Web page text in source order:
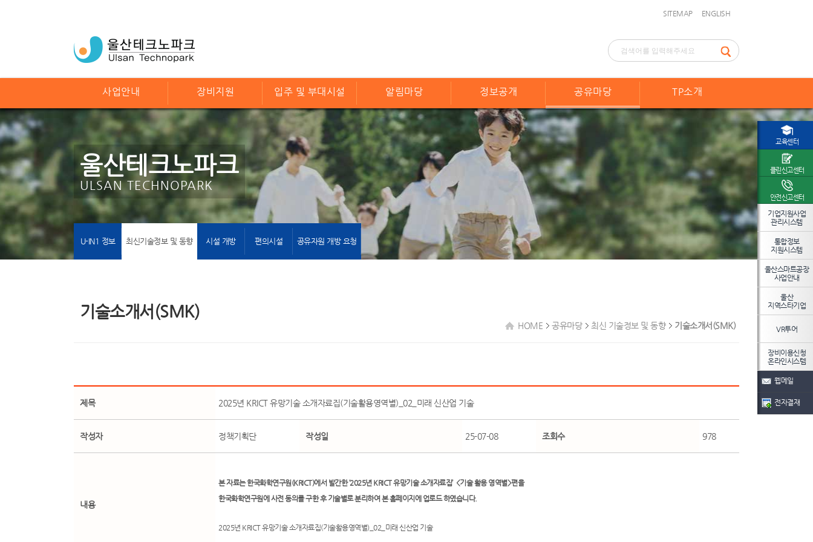
SITEMAP ENGLISH
사업안내 장비지원 입주 및 부대시설 알림마당 정보공개 공유마당 TP소개
울산테크노파크
ULSAN TECHNOPARK
U-IN1 정보 최신기술정보 및 동향 시설 개방 편의시설 공유자원 개방 요청
기술소개서(SMK)
HOME 공유마당 최신 기술정보 및 동향 기술소개서(SMK)
제목 2025년 KRICT 유망기술 소개자료집(기술활용영역별)_02_미래 신산업 기술
작성자 정책기획단 작성일 25-07-08 조회수 978
내용
본 자료는 한국화학연구원(KRICT)에서 발간한 ‘2025년 KRICT 유망기술 소개자료집’ <기술 활용 영역별>편을
한국화학연구원에 사전 동의를 구한 후 기술별로 분리하여 본 홈페이지에 업로드 하였습니다.
2025년 KRICT 유망기술 소개자료집(기술활용영역별)_02_미래 신산업 기술
교육센터
클린신고센터
안전신고센터
기업지원사업
관리시스템
통합정보
지원시스템
울산스마트공장
사업안내
울산
지역스타기업
VR투어
장비이용신청
온라인시스템
웹메일
전자결재